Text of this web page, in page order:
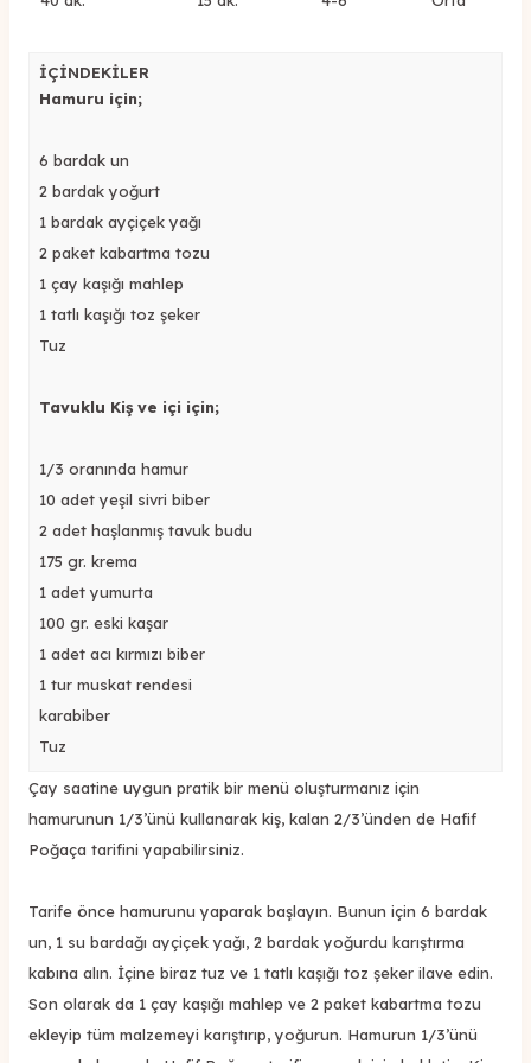
İÇİNDEKİLER
Hamuru için;
6 bardak un
2 bardak yoğurt
1 bardak ayçiçek yağı
2 paket kabartma tozu
1 çay kaşığı mahlep
1 tatlı kaşığı toz şeker
Tuz
Tavuklu Kiş ve içi için;
1/3 oranında hamur
10 adet yeşil sivri biber
2 adet haşlanmış tavuk budu
175 gr. krema
1 adet yumurta
100 gr. eski kaşar
1 adet acı kırmızı biber
1 tur muskat rendesi
karabiber
Tuz
Çay saatine uygun pratik bir menü oluşturmanız için
hamurunun 1/3’ünü kullanarak kiş, kalan 2/3’ünden de Hafif
Poğaça tarifini yapabilirsiniz.
Tarife önce hamurunu yaparak başlayın. Bunun için 6 bardak
un, 1 su bardağı ayçiçek yağı, 2 bardak yoğurdu karıştırma
kabına alın. İçine biraz tuz ve 1 tatlı kaşığı toz şeker ilave edin.
Son olarak da 1 çay kaşığı mahlep ve 2 paket kabartma tozu
ekleyip tüm malzemeyi karıştırıp, yoğurun. Hamurun 1/3’ünü